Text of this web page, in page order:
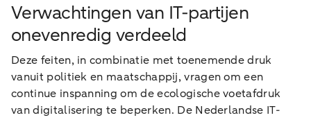
Verwachtingen van IT-partijen
onevenredig verdeeld
Deze feiten, in combinatie met toenemende druk
vanuit politiek en maatschappij, vragen om een
continue inspanning om de ecologische voetafdruk
van digitalisering te beperken. De Nederlandse IT-